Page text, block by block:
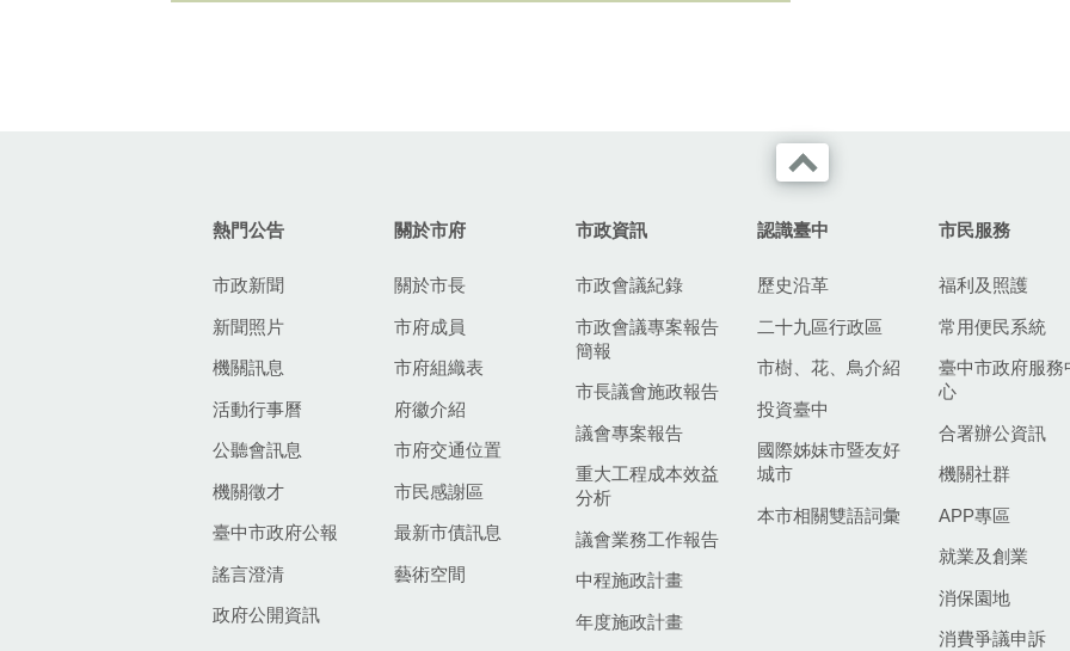
熱門公告
市政新聞
新聞照片
機關訊息
活動行事曆
公聽會訊息
機關徵才
臺中市政府公報
謠言澄清
政府公開資訊
關於市府
關於市長
市府成員
市府組織表
府徽介紹
市府交通位置
市民感謝區
最新市債訊息
藝術空間
市政資訊
市政會議紀錄
市政會議專案報告
簡報
市長議會施政報告
議會專案報告
重大工程成本效益
分析
議會業務工作報告
中程施政計畫
年度施政計畫
認識臺中
歷史沿革
二十九區行政區
市樹、花、鳥介紹
投資臺中
國際姊妹市暨友好
城市
本市相關雙語詞彙
市民服務
福利及照護
常用便民系統
臺中市政府服務
心
合署辦公資訊
機關社群
APP專區
就業及創業
消保園地
消費爭議申訴